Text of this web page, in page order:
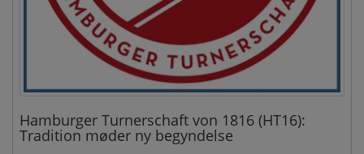
Hamburger Turnerschaft von 1816 (HT16):
Tradition møder ny begyndelse